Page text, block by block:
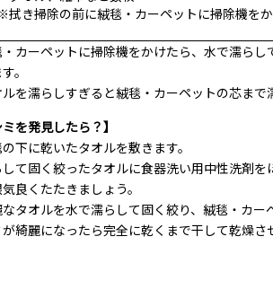
拭き掃除の前に絨毯・カーペットに掃除機をか
カーペットに掃除機をかけたら、水で濡ら
。
を濡らしすぎると絨毯・カーペットの芯まで
を発見したら？】
下に乾いたタオルを敷きます。
て固く絞ったタオルに食器洗い用中性洗剤
良くたたきましょう。
タオルを水で濡らして固く絞り、絨毯・カー
綺麗になったら完全に乾くまで干して乾燥さ